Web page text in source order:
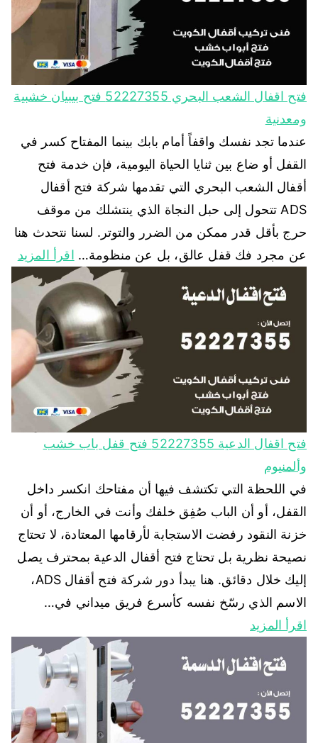
فتح اقفال الشعب البحري 52227355 فتح بيبيان خشبية
ومعدنية
عندما تجد نفسك واقفاً أمام بابك بينما المفتاح كسر في
القفل أو ضاع بين ثنايا الحياة اليومية، فإن خدمة فتح
أقفال الشعب البحري التي تقدمها شركة فتح أقفال
ADS تتحول إلى حبل النجاة الذي ينتشلك من موقف
حرج بأقل قدر ممكن من الضرر والتوتر. لسنا نتحدث هنا
عن مجرد فك قفل عالق، بل عن منظومة… اقرأ المزيد
فتح اقفال الدعية 52227355 فتح قفل باب خشب
وألمنيوم
في اللحظة التي تكتشف فيها أن مفتاحك انكسر داخل
القفل، أو أن الباب صُفِق خلفك وأنت في الخارج، أو أن
خزنة النقود رفضت الاستجابة لأرقامها المعتادة، لا تحتاج
نصيحة نظرية بل تحتاج فتح أقفال الدعية بمحترف يصل
إليك خلال دقائق. هنا يبدأ دور شركة فتح أقفال ADS،
الاسم الذي رسّخ نفسه كأسرع فريق ميداني في…
اقرأ المزيد